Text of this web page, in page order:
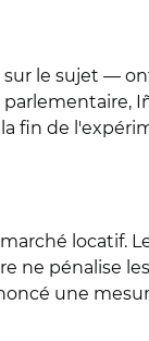
le sujet —
parlementaire,
fin de
locatif.
ne pénalise
une